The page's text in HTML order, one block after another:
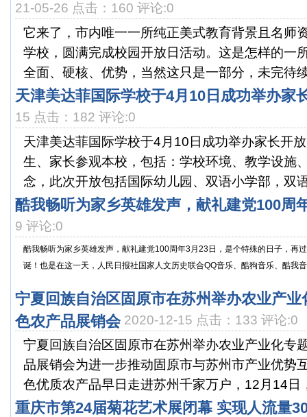
21-05-26 点击：160 评论:0
它来了，市内唯一一所纯正美式教育背景且名师
学校，圆满完成校园开放日活动。这是怎样的一
全面、硬核、优势，当然这只是一部分，未完待
天津美达菲国际学校于4月10日成功举办家
15 点击：182 评论:0
天津美达菲国际学校于4月10日成功举办家长开
生、家长参观本校，包括：学校环境、教学设施
念，此次开放包括国际幼儿园、双语小学部，双
酷我畅听为家乡英雄发声，献礼建党100周
9 评论:0
酷我畅听为家乡英雄发声，献礼建党100周年3月23日，是个特殊的日子，再
诞！也是在这一天，人民日报社国家人文历史联合QQ音乐、酷狗音乐、酷我
宁夏回族自治区固原市在苏州举办农业产
色农产品展销会 2020-12-15 点击：133 评论:0
宁夏回族自治区固原市在苏州举办农业产业化专
品展销会为进一步推动固原市与苏州市产业优势
色优质农产品早日走进苏州千家万户，12月14日
重庆市第24届菊花艺术展闭幕 实现人流量